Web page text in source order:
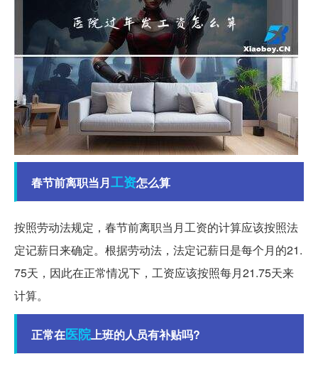
春节前离职当月工资怎么算
按照劳动法规定，春节前离职当月工资的计算应该按照法
定记薪日来确定。根据劳动法，法定记薪日是每个月的21.
75天，因此在正常情况下，工资应该按照每月21.75天来
计算。
正常在医院上班的人员有补贴吗?